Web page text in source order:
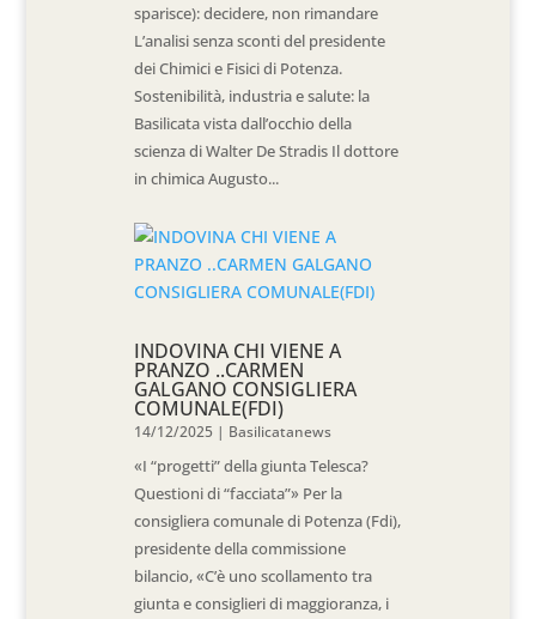
sparisce): decidere, non rimandare
L’analisi senza sconti del presidente
dei Chimici e Fisici di Potenza.
Sostenibilità, industria e salute: la
Basilicata vista dall’occhio della
scienza di Walter De Stradis Il dottore
in chimica Augusto...
INDOVINA CHI VIENE A
PRANZO ..CARMEN
GALGANO CONSIGLIERA
COMUNALE(FDI)
14/12/2025 | Basilicatanews
«I “progetti” della giunta Telesca?
Questioni di “facciata”» Per la
consigliera comunale di Potenza (Fdi),
presidente della commissione
bilancio, «C’è uno scollamento tra
giunta e consiglieri di maggioranza, i